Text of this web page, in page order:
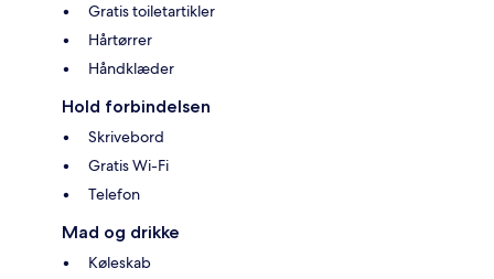
Gratis toiletartikler
Hårtørrer
Håndklæder
Hold forbindelsen
Skrivebord
Gratis Wi-Fi
Telefon
Mad og drikke
Køleskab